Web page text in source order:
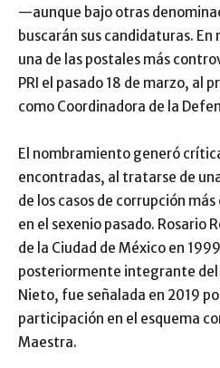
—aunque bajo otras
buscarán sus candidaturas.
una de las postales más
PRI el pasado 18 de marzo, al
como Coordinadora de la
El nombramiento generó
encontradas, al tratarse de
de los casos de corrupción
en el sexenio pasado. Rosario
de la Ciudad de México en
posteriormente integrante del
Nieto, fue señalada en 2019
participación en el esquema
Maestra.